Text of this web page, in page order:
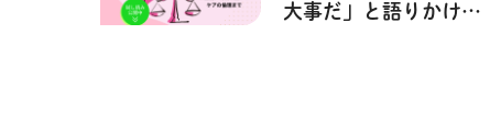
大事だ」と語りかけた